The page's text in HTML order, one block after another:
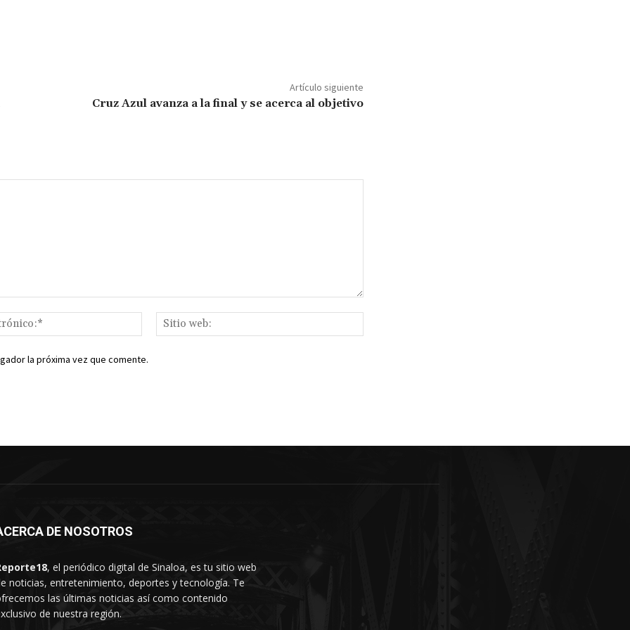
Artículo siguiente
Cruz Azul avanza a la final y se acerca al objetivo
Correo
electrónico:*
web:
la próxima vez que comente.
DE NOSOTROS
, el periódico digital de Sinaloa, es tu sitio web
noticias, entretenimiento, deportes y tecnología. Te
las últimas noticias así como contenido
de nuestra región.